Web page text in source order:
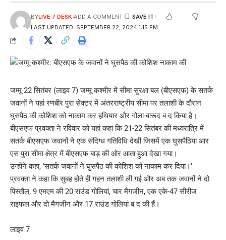
LAST UPDATED: SEPTEMBER 22, 2024 1:15 PM
BYLIVE 7 DESK ADD A COMMENT
जम्मू 22 सितंबर (लाइव 7) जम्मू कश्मीर में सीमा सुरक्षा बल (बीएसएफ) के सतर्क
जवानों ने यहां रणबीर पुरा सेक्टर में अंतरराष्ट्रीय सीमा पर तलाशी के दौरान
घुसपैठ की कोशिश को नाकाम कर हथियार और गोला-बारूद ब द किया है।
बीएसएफ प्रवक्ता ने रविवार को यहां कहा कि 21-22 सितंबर की मध्यरात्रि में
सतर्क बीएसएफ जवानों ने एक संदिग्ध गतिविधि देखी जिसमें एक घुसपैठिया आर
एस पुरा सीमा क्षेत्र में बीएसएफ बाड़ की ओर आता हुआ देखा गया।
उन्होंने कहा, ‘सतर्क जवानों ने घुसपैठ की कोशिश को नाकाम कर दिया।’
प्रवक्ता ने कहा कि सुबह होते ही गहन तलाशी ली गई और अब तक जवानों ने दो
पिस्तौल, 9 एमएम की 20 राउंड गोलियां, चार मैगजीन, एक एके-47 सीरीज
राइफल और दो मैगजीन और 17 राउंड गोलियां ब द की हैं।
लाइव 7